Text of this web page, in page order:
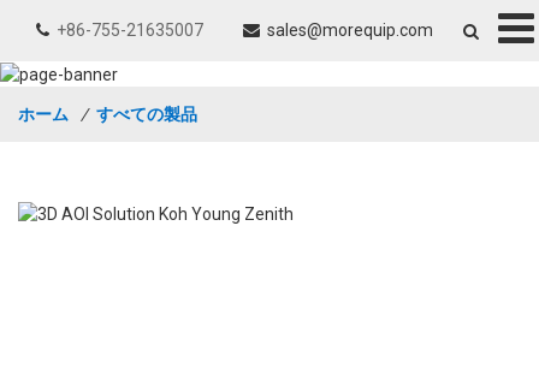
+86-755-21635007 sales@morequip.com
ホーム / すべての製品